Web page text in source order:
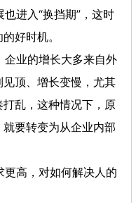
进入“换挡期”，这时
好时机。
业的增长大多来自外
顶、增长变慢，尤其
乱，这种情况下，原
要转变为从企业内部
高，对如何解决人的